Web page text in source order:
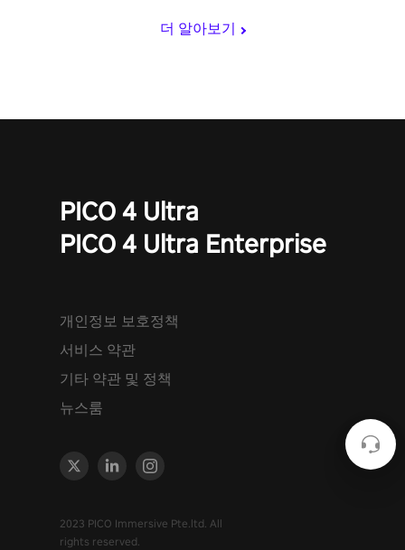
더 알아보기
PICO 4 Ultra
PICO 4 Ultra Enterprise
개인정보 보호정책
서비스 약관
기타 약관 및 정책
뉴스룸
2023 PICO Immersive Pte.ltd. All
rights reserved.